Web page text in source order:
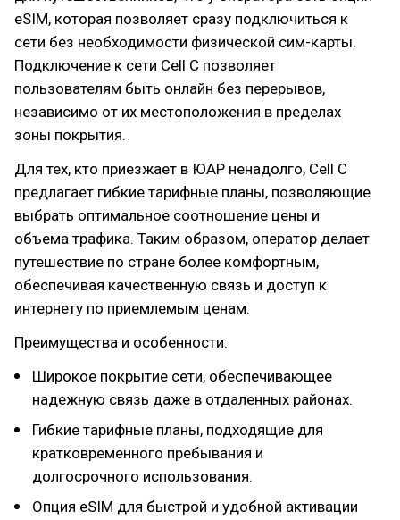
eSIM, которая позволяет сразу подключиться к
сети без необходимости физической сим-карты.
Подключение к сети Cell C позволяет
пользователям быть онлайн без перерывов,
независимо от их местоположения в пределах
зоны покрытия.
Для тех, кто приезжает в ЮАР ненадолго, Cell C
предлагает гибкие тарифные планы, позволяющие
выбрать оптимальное соотношение цены и
объема трафика. Таким образом, оператор делает
путешествие по стране более комфортным,
обеспечивая качественную связь и доступ к
интернету по приемлемым ценам.
Преимущества и особенности:
Широкое покрытие сети, обеспечивающее
надежную связь даже в отдаленных районах.
Гибкие тарифные планы, подходящие для
кратковременного пребывания и
долгосрочного использования.
Опция eSIM для быстрой и удобной активации